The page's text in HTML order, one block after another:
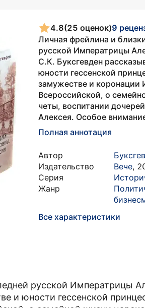
4.8(25 оценок)9
Личная фрейлина и
русской Императрицы
С.К. Буксгевден
юности гессенской
замужестве и коронации
Всероссийской, о
четы, воспитании
Алексея. Особое
Полная аннотация
Автор
Издательство
Вече,
Серия
Жанр
Все характеристики
русской Императрицы
и юности гессенской